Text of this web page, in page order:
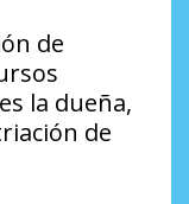
de
la dueña,
de